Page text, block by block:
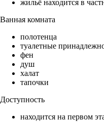
жильё находится в
Ванная комната
полотенца
туалетные
фен
душ
халат
тапочки
Доступность
находится на первом